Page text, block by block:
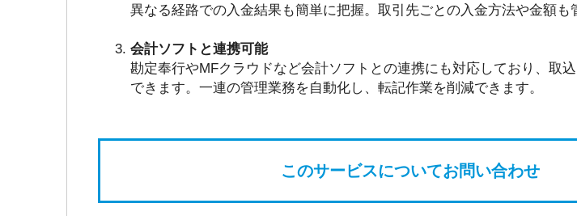
異なる経路での入金結果も簡単に把握。取引先ごとの入金方法や金額も
会計ソフトと連携可能
勘定奉行やMFクラウドなど会計ソフトとの連携にも対応しており、取
できます。一連の管理業務を自動化し、転記作業を削減できます。
このサービスについてお問い合わせ